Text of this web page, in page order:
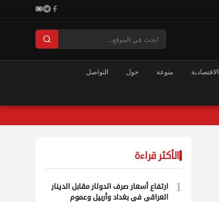
منوعة حول التواصل
الأكثر قراءة
1
ارتفاع أسعار صرف الدولار مقابل الدينار
العراقي في بغداد وأربيل وعموم